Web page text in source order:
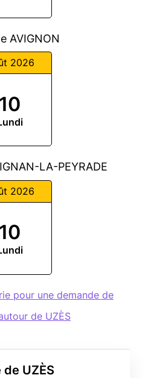
de UZÈS
AVIGNON
2026
10
LA-PEYRADE
2026
10
pour une demande de
de UZÈS